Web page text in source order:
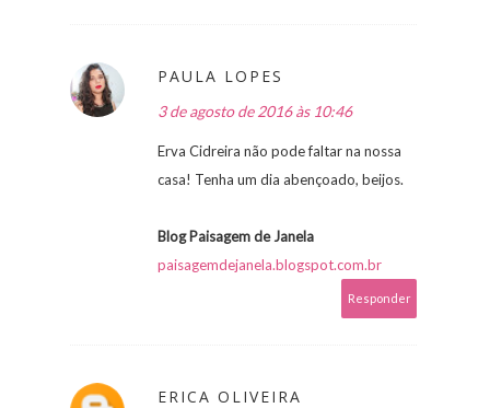
PAULA LOPES
3 de agosto de 2016 às 10:46
Erva Cidreira não pode faltar na nossa
casa! Tenha um dia abençoado, beijos.
Blog Paisagem de Janela
paisagemdejanela.blogspot.com.br
Responder
ERICA OLIVEIRA